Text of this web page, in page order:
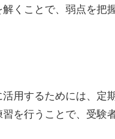
くことで、弱点を把
用するためには、定
を行うことで、受験